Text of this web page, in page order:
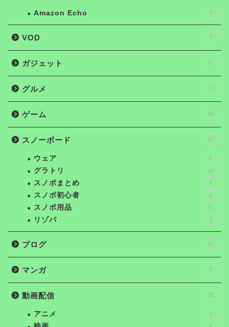
Amazon Echo 7
VOD 7
ガジェット 17
グルメ 2
ゲーム 16
スノーボード 82
ウェア 5
グラトリ 44
スノボまとめ 4
スノボ初心者 6
スノボ用品 5
リゾバ 1
ブログ 14
マンガ 5
動画配信 18
アニメ 7